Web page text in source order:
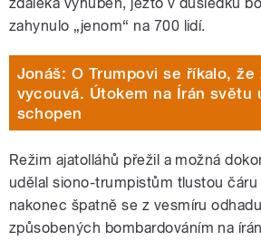
zahynulo „jenom“ na 700 lidí.
Jonáš: O Trumpovi se říkalo, že
vycouvá. Útokem na Írán světu
schopen
Režim ajatolláhů přežil a možná
udělal siono-trumpistům tlustou
nakonec špatně se z vesmíru
způsobených bombardováním na